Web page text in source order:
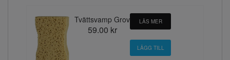
Tvättsvamp Grov
59.00 kr
LÄS MER